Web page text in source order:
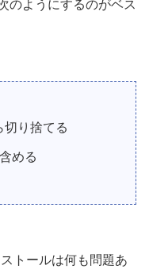
のようにするのがベス
切り捨てる
める
トールは何も問題あ